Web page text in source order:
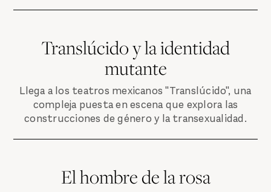
Translúcido y la identidad
mutante
Llega a los teatros mexicanos "Translúcido", una
compleja puesta en escena que explora las
construcciones de género y la transexualidad.
El hombre de la rosa